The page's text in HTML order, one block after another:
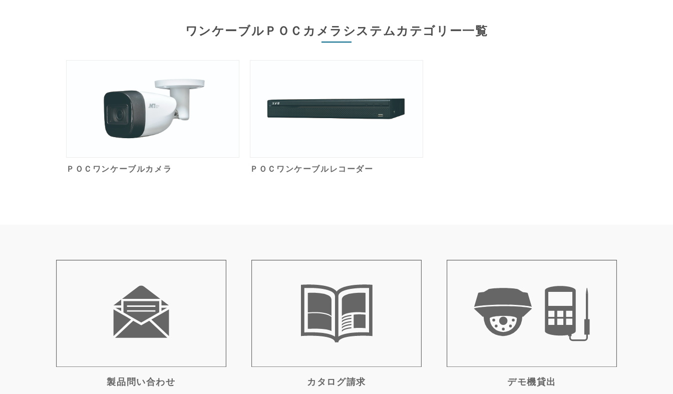
ワンケーブルＰＯＣカメラシステムカテゴリー一覧
ＰＯＣワンケーブルカメラ ＰＯＣワンケーブルレコーダー
製品問い合わせ カタログ請求 デモ機貸出